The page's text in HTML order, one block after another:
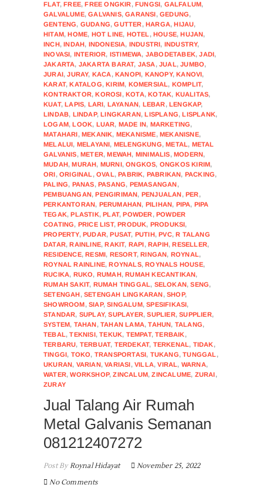
FLAT,FREE,FREE ONGKIR,FUNGSI, GALFALUM,
GALVALUME,GALVANIS,GARANSI,GEDUNG,
GENTENG, GUDANG,GUTTER,HARGA,HIJAU,
HITAM,HOME, HOT LINE, HOTEL ,HOUSE,HUJAN,
INCH,INDAH, INDONESIA, INDUSTRI, INDUSTRY,
INOVASI, INTERIOR, ISTIMEWA, JABODETABEK,JADI,
JAKARTA, JAKARTA BARAT, JASA,JUAL,JUMBO,
JURAI,JURAY, KACA,KANOPI, KANOPY,KANOVI,
KARAT,KATALOG,KIRIM, KOMERSIAL, KOMPLIT,
KONTRAKTOR,KOROSI,KOTA,KOTAK, KUALITAS,
KUAT,LAPIS, LARI, LAYANAN, LEBAR,LENGKAP,
LINDAB, LINDAP,LINGKARAN,LISPLANG,LISPLANK,
LOGAM,LOOK, LUAR, MADE IN, MARKETING,
MATAHARI,MEKANIK, MEKANISME,MEKANISNE,
MELALUI, MELAYANI, MELENGKUNG,METAL, METAL
GALVANIS,METER,MEWAH, MINIMALIS,MODERN,
MUDAH,MURAH, MURNI,ONGKOS, ONGKOS KIRIM,
ORI,ORIGINAL ,OVAL,PABRIK, PABRIKAN, PACKING,
PALING, PANAS,PASANG, PEMASANGAN,
PEMBUANGAN,PENGIRIMAN, PENJUALAN,PER,
PERKANTORAN, PERUMAHAN, PILIHAN, PIPA, PIPA
TEGAK,PLASTIK,PLAT,POWDER,POWDER
COATING, PRICE LIST,PRODUK, PRODUKSI,
PROPERTY,PUDAR,PUSAT, PUTIH,PVC,R TALANG
DATAR,RAINLINE,RAKIT, RAPI,RAPIH,RESELLER,
RESIDENCE,RESMI, RESORT,RINGAN, ROYNAL,
ROYNAL RAINLINE,ROYNALS,ROYNALS HOUSE,
RUCIKA, RUKO, RUMAH,RUMAH KECANTIKAN,
RUMAH SAKIT, RUMAH TINGGAL, SELOKAN,SENG,
SETENGAH,SETENGAH LINGKARAN,SHOP,
SHOWROOM,SIAP,SINGALUM,SPESIFIKASI,
STANDAR, SUPLAY,SUPLAYER,SUPLIER,SUPPLIER,
SYSTEM, TAHAN,TAHAN LAMA,TAHUN, TALANG,
TEBAL,TEKNISI,TEKUK, TEMPAT,TERBAIK,
TERBARU, TERBUAT, TERDEKAT, TERKENAL, TIDAK,
TINGGI, TOKO, TRANSPORTASI, TUKANG,TUNGGAL ,
UKURAN, VARIAN,VARIASI,VILLA,VIRAL, WARNA,
WATER,WORKSHOP,ZINCALUM,ZINCALUME, ZURAI,
ZURAY
Jual Talang Air Rumah
Metal Galvanis Semanan
081212407272
Post ByRoynal Hidayat
November 25, 2022
No Comments